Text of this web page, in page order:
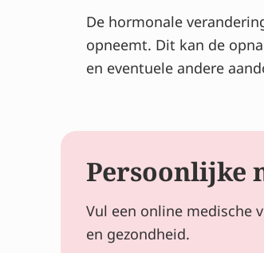
De hormonale
opneemt. Dit kan de
en eventuele andere
Persoonlijke
Vul een online medische
en gezondheid.